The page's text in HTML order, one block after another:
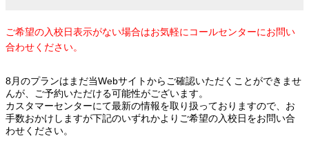
ご希望の入校日表示がない場合はお気軽にコールセンターにお問い
合わせください。
8月のプランはまだ当Webサイトからご確認いただくことができませ
んが、ご予約いただける可能性がございます。
カスタマーセンターにて最新の情報を取り扱っておりますので、お
手数おかけしますが下記のいずれかよりご希望の入校日をお問い合
わせください。